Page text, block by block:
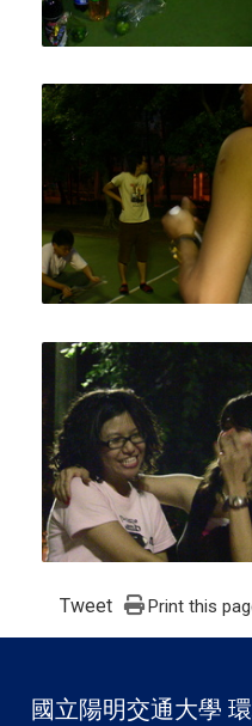
Tweet Print this
國立陽明交通大學